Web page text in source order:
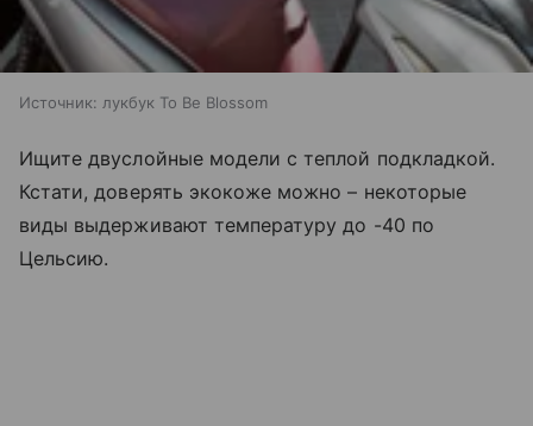
Источник: лукбук To Be Blossom
Ищите двуслойные модели с теплой подкладкой.
Кстати, доверять экокоже можно – некоторые
виды выдерживают температуру до -40 по
Цельсию.